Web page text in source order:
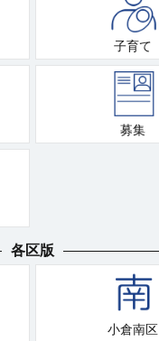
子育て
募集
各区版
小倉南区